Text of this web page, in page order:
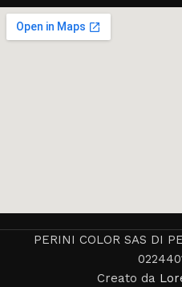
PERINI COLOR SAS DI
Creato da